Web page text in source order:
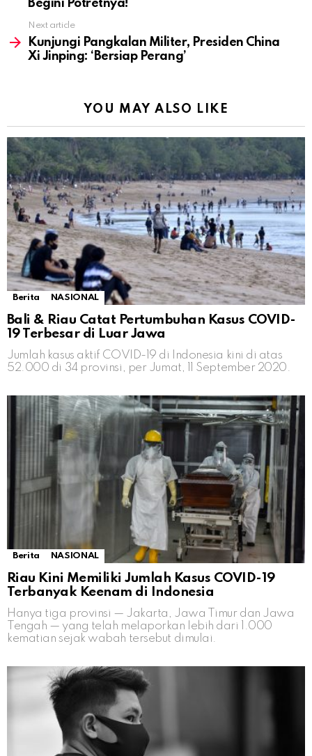
Begini Potretnya!
Next article
Kunjungi Pangkalan Militer, Presiden China
Xi Jinping: ‘Bersiap Perang’
YOU MAY ALSO LIKE
Berita NASIONAL
Bali & Riau Catat Pertumbuhan Kasus COVID-
19 Terbesar di Luar Jawa
Jumlah kasus aktif COVID-19 di Indonesia kini di atas
52.000 di 34 provinsi, per Jumat, 11 September 2020.
Berita NASIONAL
Riau Kini Memiliki Jumlah Kasus COVID-19
Terbanyak Keenam di Indonesia
Hanya tiga provinsi — Jakarta, Jawa Timur dan Jawa
Tengah — yang telah melaporkan lebih dari 1.000
kematian sejak wabah tersebut dimulai.